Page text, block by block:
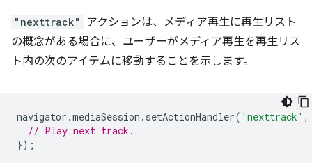
"nexttrack"
アクションは、メディア再生に再生リスト
の概念がある場合に、ユーザーがメディア再生を再生リス
ト内の次のアイテムに移動することを示します。
navigator .mediaSession . setActionHandler( 'nexttrack' ,
// Play next track.
});